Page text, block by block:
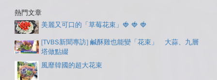
熱門文章
美麗又可口的「草莓花束」🍓 🍓 🍓
[TVBS新聞專訪] 鹹酥雞也能變「花束」 大蒜、九層
塔做點綴
風靡韓國的超大花束